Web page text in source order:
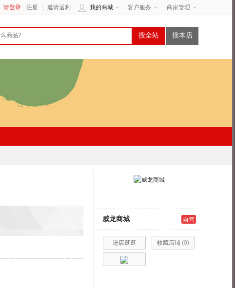
客户服务 商家管理
我的商城
请登录 注册 邀请返利
搜全站 搜本店
威龙商城 自营
进店逛逛 收藏店铺 (0)